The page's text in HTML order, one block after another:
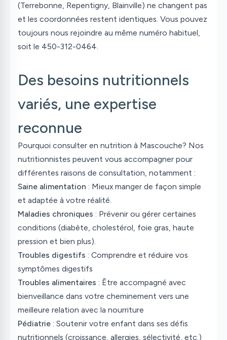
(Terrebonne, Repentigny, Blainville) ne changent pas
et les coordonnées restent identiques. Vous pouvez
toujours nous rejoindre au même numéro habituel,
soit le 450-312-0464.
Des besoins nutritionnels
variés, une expertise
reconnue
Pourquoi consulter en nutrition à Mascouche? Nos
nutritionnistes peuvent vous accompagner pour
différentes raisons de consultation, notamment :
Saine alimentation : Mieux manger de façon simple
et adaptée à votre réalité.
Maladies chroniques : Prévenir ou gérer certaines
conditions (diabète, cholestérol, foie gras, haute
pression et bien plus).
Troubles digestifs : Comprendre et réduire vos
symptômes digestifs
Troubles alimentaires : Être accompagné avec
bienveillance dans votre cheminement vers une
meilleure relation avec la nourriture
Pédiatrie : Soutenir votre enfant dans ses défis
nutritionnels (croissance, allergies, sélectivité, etc.)